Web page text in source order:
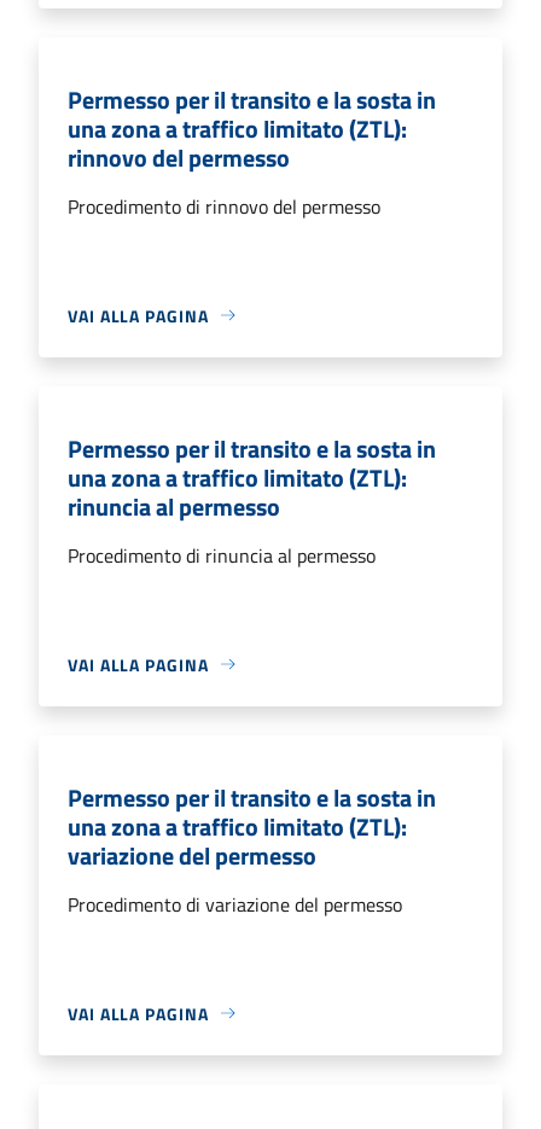
Permesso per il transito e la sosta in
una zona a traffico limitato (ZTL):
rinnovo del permesso
Procedimento di rinnovo del permesso
VAI ALLA PAGINA
Permesso per il transito e la sosta in
una zona a traffico limitato (ZTL):
rinuncia al permesso
Procedimento di rinuncia al permesso
VAI ALLA PAGINA
Permesso per il transito e la sosta in
una zona a traffico limitato (ZTL):
variazione del permesso
Procedimento di variazione del permesso
VAI ALLA PAGINA